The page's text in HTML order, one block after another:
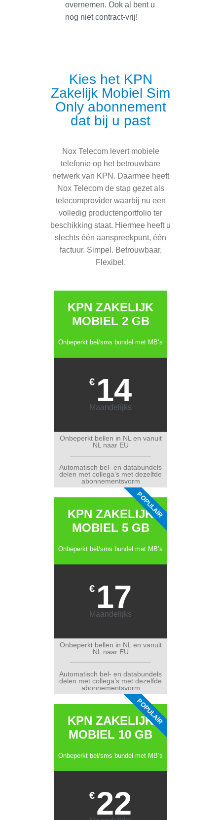
overnemen. Ook al bent u
nog niet contract-vrij!
Kies het KPN
Zakelijk Mobiel Sim
Only abonnement
dat bij u past
Nox Telecom levert mobiele
telefonie op het betrouwbare
netwerk van KPN. Daarmee heeft
Nox Telecom de stap gezet als
telecomprovider waarbij nu een
volledig productenportfolio ter
beschikking staat. Hiermee heeft u
slechts één aanspreekpunt, één
factuur. Simpel. Betrouwbaar,
Flexibel.
KPN ZAKELIJK
MOBIEL 2 GB
Onbeperkt bel/sms bundel met MB’s
€ 14
Maandelijks
Onbeperkt bellen in NL en vanuit
NL naar EU
Automatisch bel- en databundels
delen met collega’s met dezelfde
abonnementsvorm
POPULAIR
KPN ZAKELIJK
MOBIEL 5 GB
Onbeperkt bel/sms bundel met MB’s
€ 17
Maandelijks
Onbeperkt bellen in NL en vanuit
NL naar EU
Automatisch bel- en databundels
delen met collega’s met dezelfde
abonnementsvorm
POPULAIR
KPN ZAKELIJK
MOBIEL 10 GB
Onbeperkt bel/sms bundel met MB’s
€ 22